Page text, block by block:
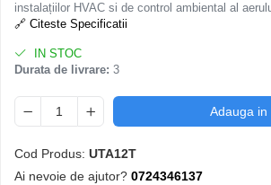
instalațiilor HVAC si de control ambiental al
🔗 Citeste Specificatii
IN STOC
Durata de livrare: 3
Adauga in
Cod Produs: UTA12T
Ai nevoie de ajutor? 0724346137